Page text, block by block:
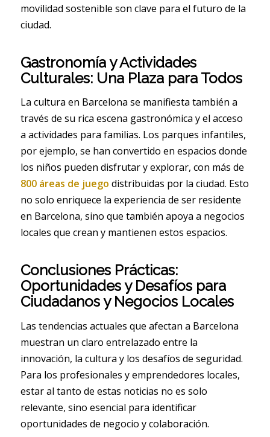
movilidad sostenible son clave para el futuro de la
ciudad.
Gastronomía y Actividades
Culturales: Una Plaza para Todos
La cultura en Barcelona se manifiesta también a
través de su rica escena gastronómica y el acceso
a actividades para familias. Los parques infantiles,
por ejemplo, se han convertido en espacios donde
los niños pueden disfrutar y explorar, con más de
800 áreas de juego distribuidas por la ciudad. Esto
no solo enriquece la experiencia de ser residente
en Barcelona, sino que también apoya a negocios
locales que crean y mantienen estos espacios.
Conclusiones Prácticas:
Oportunidades y Desafíos para
Ciudadanos y Negocios Locales
Las tendencias actuales que afectan a Barcelona
muestran un claro entrelazado entre la
innovación, la cultura y los desafíos de seguridad.
Para los profesionales y emprendedores locales,
estar al tanto de estas noticias no es solo
relevante, sino esencial para identificar
oportunidades de negocio y colaboración.